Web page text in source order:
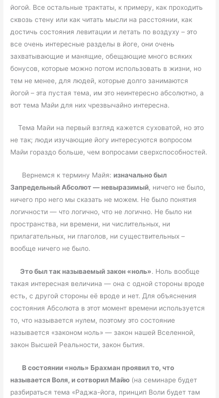
йогой. Все остальные трактаты, к примеру, как проходить
сквозь стену или как читать мысли на расстоянии, как
достичь состояния левитации и летать по воздуху – это
все очень интересные разделы в йоге, они очень
захватывающие и манящие, обещающие много всяких
бонусов, которые можно потом использовать в жизни, но
тем не менее, для людей, которые долго занимаются
йогой – эта пустая тема, им это неинтересно абсолютно, а
вот тема Майи для них чрезвычайно интересна.
Тема Майи на первый взгляд кажется суховатой, но это
не так; люди изучающие йогу интересуются вопросом
Майи гораздо больше, чем вопросами сверхспособностей.
Вернемся к термину Майя: изначально был
Запредельный Абсолют — невыразимый, ничего не было,
ничего про него мы сказать не можем. Не было понятия
логичности — что логично, что не логично. Не было ни
пространства, ни времени, ни числительных, ни
прилагательных, ни глаголов, ни существительных –
вообще ничего не было.
Это был так называемый закон «ноль». Ноль вообще
такая интересная величина — она с одной стороны вроде
есть, с другой стороны её вроде и нет. Для объяснения
состояния Абсолюта в этот момент времени используется
то, что называется нулем, поэтому это состояние
называется «законом ноль» — закон нашей Вселенной,
закон Высшей Реальности, закон бытия.
В состоянии «ноль» Брахман проявил то, что
называется Воля, и сотворил Майю (на семинаре будет
разбираться тема «Раджа-йога, принцип Воли будет там